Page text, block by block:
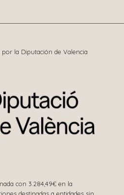
la Diputación de Valencia
con 3.284,49€ en la